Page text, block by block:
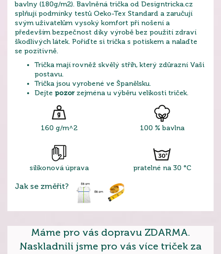
bavlny (180g/m2). Bavlněná trička od Designtricka.cz
splňují podmínky testů Oeko-Tex Standard a zaručují
svým uživatelům vysoký komfort při nošení a
především bezpečnost díky výrobě bez použití zdraví
škodlivých látek. Pořiďte si trička s potiskem a nalaďte
se pozitivně.
Trička mají rovněž skvělý střih, který zdůrazní Vaši
postavu.
Trička jsou vyrobené ve Španělsku.
Dejte pozorzejména u výběru velikosti triček.
160 g/m^2 100 % bavlna
silikonová úprava pratelné na 30 °C
Jak se změřit?
Máme pro vás dopravu ZDARMA.
Naskladnili jsme pro vás více triček za